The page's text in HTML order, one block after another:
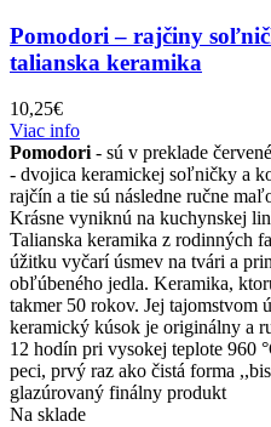
Pomodori – rajčiny
talianska keramika
10,25€
Viac info
Pomodori- sú v preklade
- dvojica keramickej soľničky a
rajčín a tie sú následne ručne
Krásne vyniknú na kuchynskej
Talianska keramika z rodinných
úžitku vyčarí úsmev na tvári a
obľúbeného jedla. Keramika,
takmer 50 rokov. Jej tajomstvom
keramický kúsok je originálny a
12 hodín pri vysokej teplote 960
peci, prvý raz ako čistá forma
glazúrovaný finálny produkt
Na sklade